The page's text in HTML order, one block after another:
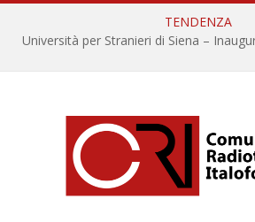
TENDENZA